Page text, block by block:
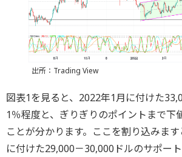
出所：Trading View
図表1を見ると、2022年1月に付けた
1％程度と、ぎりぎりのポイントまで下
ことが分かります。ここを割り込みま
に付けた29,000－30,000ドルのサポー